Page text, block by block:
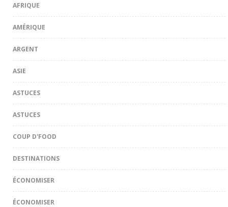
AFRIQUE
AMÉRIQUE
ARGENT
ASIE
ASTUCES
ASTUCES
COUP D'FOOD
DESTINATIONS
ÉCONOMISER
ÉCONOMISER